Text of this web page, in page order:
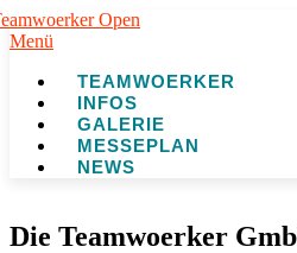
Zum
Inhalt
Menü
TEAMWOERKER
INFOS
GALERIE
MESSEPLAN
NEWS
Die Teamwoerker